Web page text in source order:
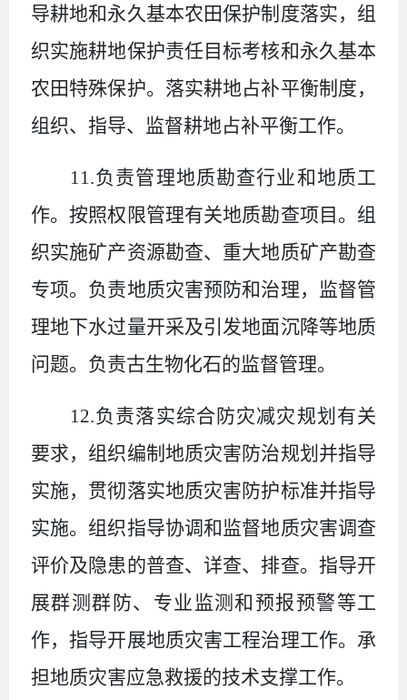
导耕地和永久基本农田保护制度落实，组
织实施耕地保护责任目标考核和永久基本
农田特殊保护。落实耕地占补平衡制度，
组织、指导、监督耕地占补平衡工作。
11.负责管理地质勘查行业和地质工
作。按照权限管理有关地质勘查项目。组
织实施矿产资源勘查、重大地质矿产勘查
专项。负责地质灾害预防和治理，监督管
理地下水过量开采及引发地面沉降等地质
问题。负责古生物化石的监督管理。
12.负责落实综合防灾减灾规划有关
要求，组织编制地质灾害防治规划并指导
实施，贯彻落实地质灾害防护标准并指导
实施。组织指导协调和监督地质灾害调查
评价及隐患的普查、详查、排查。指导开
展群测群防、专业监测和预报预警等工
作，指导开展地质灾害工程治理工作。承
担地质灾害应急救援的技术支撑工作。